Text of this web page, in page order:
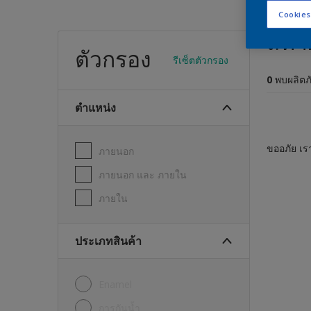
ตัวกรอง รีเซ็ตตัวกรอง
ตำแหน่ง
ภายนอก
ภายนอก และ ภายใน
ภายใน
ประเภทสินค้า
สีท
0 พบผลิต
ขออภัย เ